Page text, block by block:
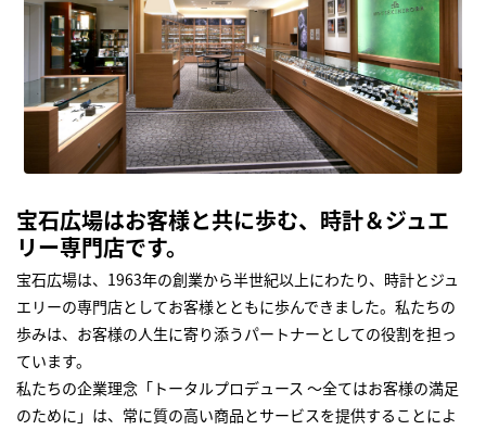
宝石広場はお客様と共に歩む、時計＆ジュエ
リー専門店です。
宝石広場は、1963年の創業から半世紀以上にわたり、時計とジュ
エリーの専門店としてお客様とともに歩んできました。私たちの
歩みは、お客様の人生に寄り添うパートナーとしての役割を担っ
ています。
私たちの企業理念「トータルプロデュース ～全てはお客様の満足
のために」は、常に質の高い商品とサービスを提供することによ